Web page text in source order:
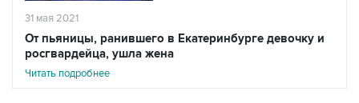
31 мая 2021
От пьяницы, ранившего в Екатеринбурге девочку и
росгвардейца, ушла жена
Читать подробнее